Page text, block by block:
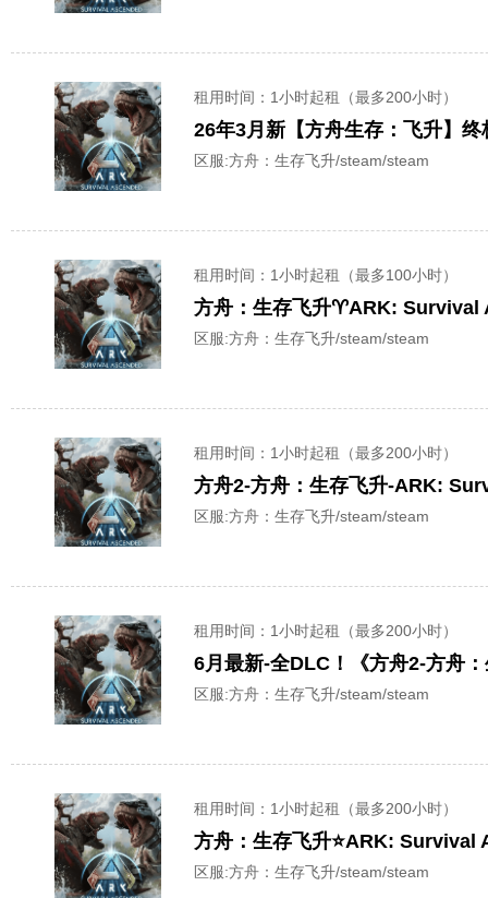
租用时间 ：1小时起租（最多200小时）
区服:方舟：生存飞升/steam/steam
租用时间 ：1小时起租（最多100小时）
方舟：生存飞升♈️ARK: Survival
区服:方舟：生存飞升/steam/steam
租用时间 ：1小时起租（最多200小时）
方舟2-方舟：生存飞升-ARK:
区服:方舟：生存飞升/steam/steam
租用时间 ：1小时起租（最多200小时）
6月最新-全DLC！《方舟2-方舟
区服:方舟：生存飞升/steam/steam
租用时间 ：1小时起租（最多200小时）
方舟：生存飞升⭐️ARK: Survival
区服:方舟：生存飞升/steam/steam